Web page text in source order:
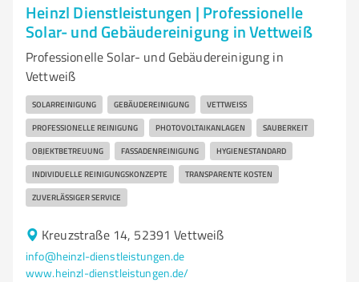
Heinzl Dienstleistungen | Professionelle
Solar- und Gebäudereinigung in Vettweiß
Professionelle Solar- und Gebäudereinigung in
Vettweiß
SOLARREINIGUNG GEBÄUDEREINIGUNG VETTWEISS
PROFESSIONELLE REINIGUNG PHOTOVOLTAIKANLAGEN SAUBERKEIT
OBJEKTBETREUUNG FASSADENREINIGUNG HYGIENESTANDARD
INDIVIDUELLE REINIGUNGSKONZEPTE TRANSPARENTE KOSTEN
ZUVERLÄSSIGER SERVICE
Kreuzstraße 14, 52391 Vettweiß
info@heinzl-dienstleistungen.de
www.heinzl-dienstleistungen.de/